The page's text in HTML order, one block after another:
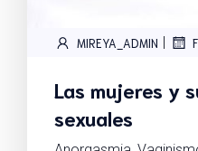
MIREYA_ADMIN |
Las mujeres y
sexuales